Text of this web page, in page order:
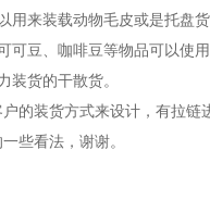
来装载动物毛皮或是托盘货
豆、咖啡豆等物品可以使用
货的干散货。
的装货方式来设计，有拉链
些看法，谢谢。